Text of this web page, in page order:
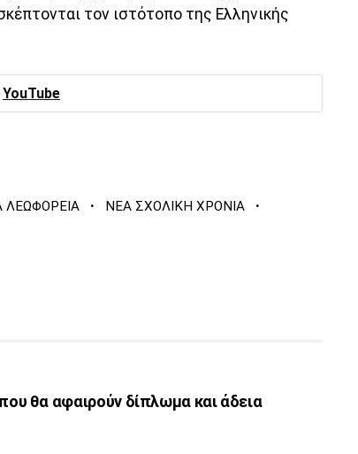
τον ιστότοπο της Ελληνικής
YouTube
ΛΕΩΦΟΡΕΙΑ · ΝΕΑ ΣΧΟΛΙΚΗ ΧΡΟΝΙΑ ·
θα αφαιρούν δίπλωμα και άδεια